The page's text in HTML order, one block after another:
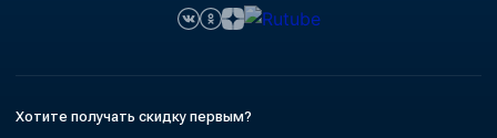
Хотите получать скидку первым?